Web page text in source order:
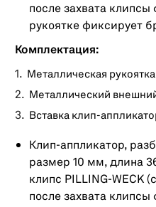
после захвата клипсы
рукоятке фиксирует
Комплектация:
Металлическая
Металлический
Вставка клип-
Клип-аппликатор,
размер 10 мм, длина
клипс PILLING-WECK
после захвата клипсы